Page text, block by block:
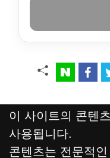
이 사이트의 콘텐
사용됩니다.
콘텐츠는 전문적